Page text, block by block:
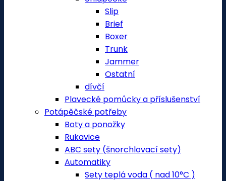
Slip
Brief
Boxer
Trunk
Jammer
Ostatní
dívčí
Plavecké pomůcky a příslušenství
Potápěčské potřeby
Boty a ponožky
Rukavice
ABC sety (šnorchlovací sety)
Automatiky
Sety teplá voda ( nad 10°C )